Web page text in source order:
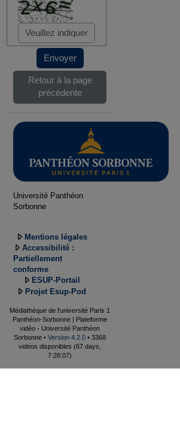
Envoyer
Retour à la page
précédente
Université Panthéon
Sorbonne
Mentions légales
Accessibilité :
Partiellement
conforme
ESUP-Portail
Projet Esup-Pod
Médiathèque de l'université Paris 1
Panthéon-Sorbonne | Plateforme
vidéo - Université Panthéon
Sorbonne • Version 4.2.0 • 3368
vidéos disponibles (67 days,
7:28:07)